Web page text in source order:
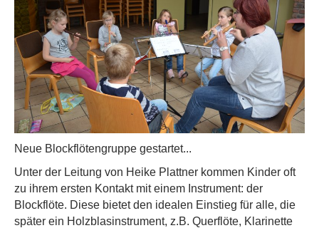
Neue Blockflötengruppe gestartet...
Unter der Leitung von Heike Plattner kommen Kinder oft
zu ihrem ersten Kontakt mit einem Instrument: der
Blockflöte. Diese bietet den idealen Einstieg für alle, die
später ein Holzblasinstrument, z.B. Querflöte, Klarinette